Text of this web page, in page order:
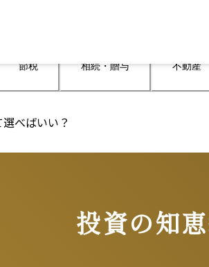
節税 相続・贈与 不動産
べばいい？
投資の知